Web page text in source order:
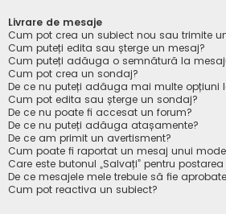
Livrare de mesaje
Cum pot crea un subiect nou sau trimite
Cum puteți edita sau șterge un mesaj?
Cum puteți adăuga o semnătură la
Cum pot crea un sondaj?
De ce nu puteți adăuga mai multe opțiuni
Cum pot edita sau șterge un sondaj?
De ce nu poate fi accesat un forum?
De ce nu puteți adăuga atașamente?
De ce am primit un avertisment?
Cum poate fi raportat un mesaj unui
Care este butonul „Salvați” pentru
De ce mesajele mele trebuie să fie
Cum pot reactiva un subiect?